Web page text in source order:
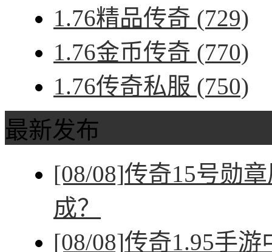
1.76精品传奇 (729)
1.76金币传奇 (770)
1.76传奇私服 (750)
最新发布
[08/08]传奇15号勋
成？
[08/08]传奇1.95手